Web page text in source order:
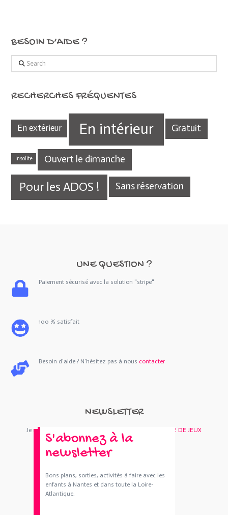
BESOIN D’AIDE ?
Search
RECHERCHES FRÉQUENTES
En extérieur En intérieur Gratuit
Insolite Ouvert le dimanche
Pour les ADOS ! Sans réservation
UNE QUESTION ?
Paiement sécurisé avec la solution "stripe"
100 % satisfait
Besoin d'aide ? N'hésitez pas à nous contacter
NEWSLETTER
Je m'abonne : Newsletter BOUTIQUE DE JEUX
S'abonnez à la
newsletter
Bons plans, sorties, activités à faire avec les
enfants à Nantes et dans toute la Loire-
Atlantique.